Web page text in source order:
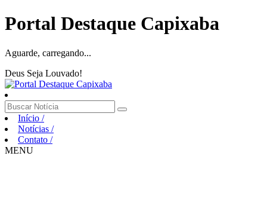
Portal Destaque Capixaba
Aguarde, carregando...
Deus Seja Louvado!
Início /
Notícias /
Contato /
MENU